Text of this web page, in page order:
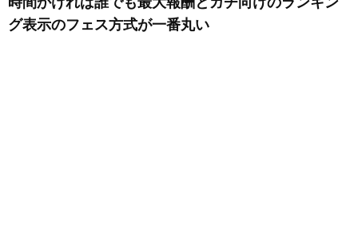
グ表示のフェス方式が一番丸い